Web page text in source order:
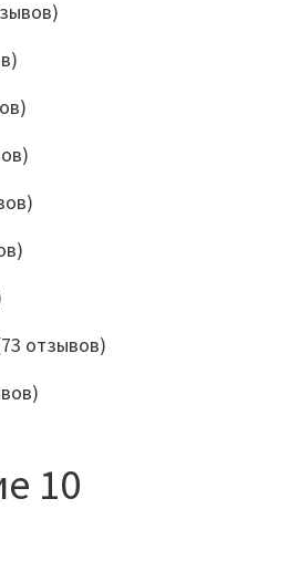
отзывов)
10